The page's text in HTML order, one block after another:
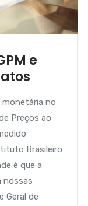
e
monetária no
Preços ao
Brasileiro
é que a
nossas
Geral de